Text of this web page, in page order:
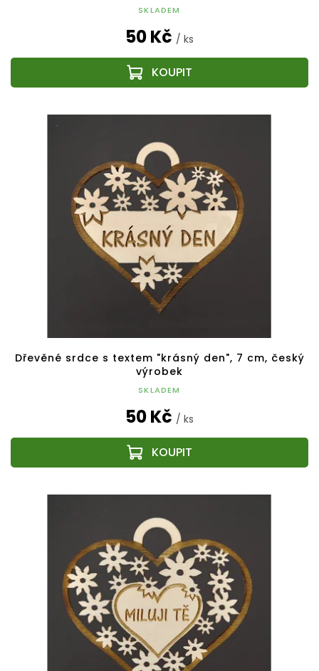
SKLADEM
50 Kč / ks
Dřevěné srdce s textem "krásný den", 7 cm, český
výrobek
SKLADEM
50 Kč / ks